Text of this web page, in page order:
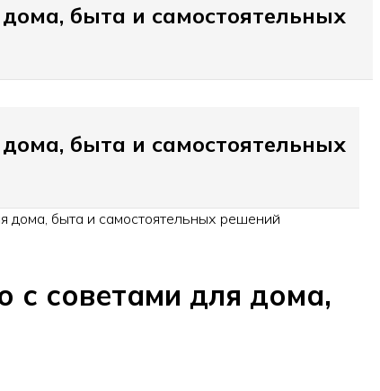
быта и самостоятельных
быта и самостоятельных
дома, быта и самостоятельных решений
с советами для дома,